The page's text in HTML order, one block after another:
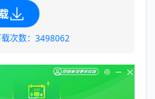
次数：3498062